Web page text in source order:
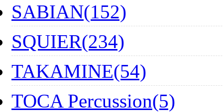
SABIAN(152)
SQUIER(234)
TAKAMINE(54)
TOCA Percussion(5)